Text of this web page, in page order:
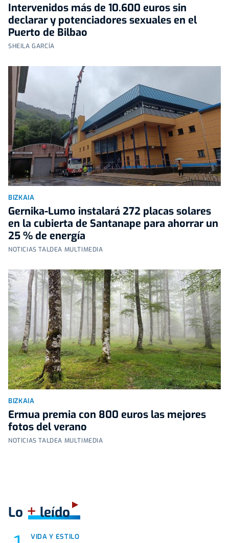
Intervenidos más de 10.600 euros sin
declarar y potenciadores sexuales en el
Puerto de Bilbao
SHEILA GARCÍA
BIZKAIA
Gernika-Lumo instalará 272 placas solares
en la cubierta de Santanape para ahorrar un
25 % de energía
NOTICIAS TALDEA MULTIMEDIA
BIZKAIA
Ermua premia con 800 euros las mejores
fotos del verano
NOTICIAS TALDEA MULTIMEDIA
Lo +leído
VIDA Y ESTILO